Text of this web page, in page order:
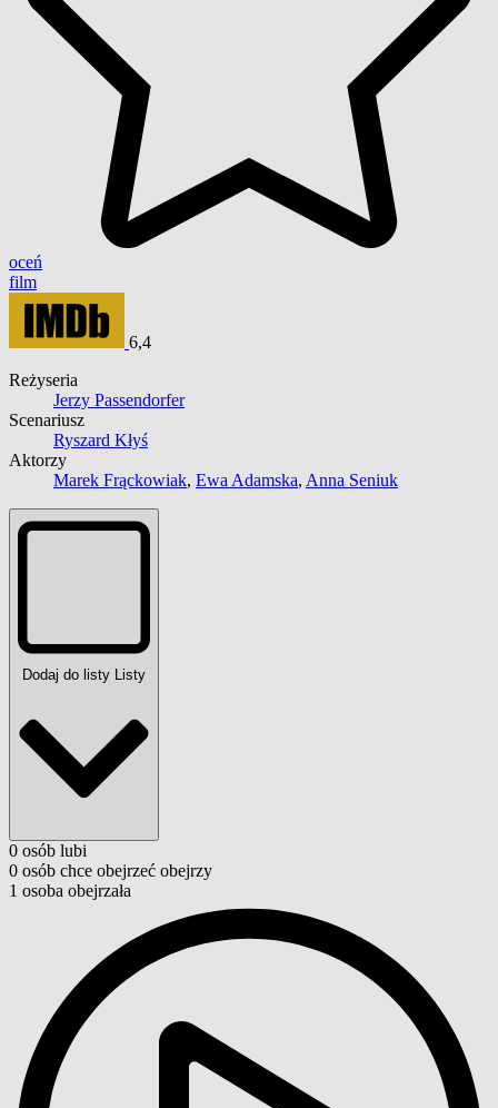
oceń
film
6,4
Reżyseria
Jerzy Passendorfer
Scenariusz
Ryszard Kłyś
Aktorzy
Marek Frąckowiak, Ewa Adamska, Anna Seniuk
Dodaj do listy Listy
0 osób lubi
0 osób chce obejrzeć obejrzy
1 osoba obejrzała